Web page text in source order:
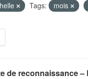
Tags: mois
de reconnaissance –